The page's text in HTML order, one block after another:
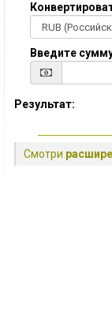
Введите
Результат:
Смотри